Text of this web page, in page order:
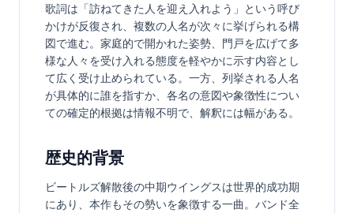
歌詞は「訪ねてきた人を迎え入れよう」という呼び
かけが反復され、複数の人名が次々に挙げられる構
図で進む。家庭的で開かれた姿勢、門戸を広げて多
様な人々を受け入れる態度を軽やかに示す内容とし
て広く受け止められている。一方、列挙される人名
が具体的に誰を指すか、各名の意図や象徴性につい
ての確定的根拠は情報不明で、解釈には幅がある。
歴史的背景
ビートルズ解散後の中期ウイングスは世界的成功期
にあり、本作もその勢いを象徴する一曲。バンド全